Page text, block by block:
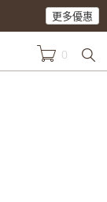
更多優惠
0